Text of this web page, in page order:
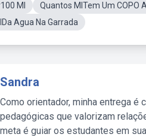
Ml
Quantos MlTem Um COPO
Agua Na Garrada
Sandra
Como orientador, minha entrega
pedagógicas que valorizam
meta é guiar os estudantes em